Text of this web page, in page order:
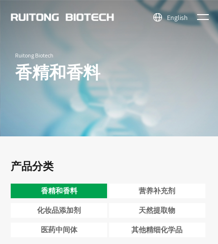
English
关于我
们
新闻中
心
产品中
心
体
其他精细
化学品
营养补充
剂
化妆品添
加剂
Ruitong Biotech
香精和香料
产品分类
香精和香料 营养补充剂
化妆品添加剂 天然提取物
医药中间体 其他精细化学品